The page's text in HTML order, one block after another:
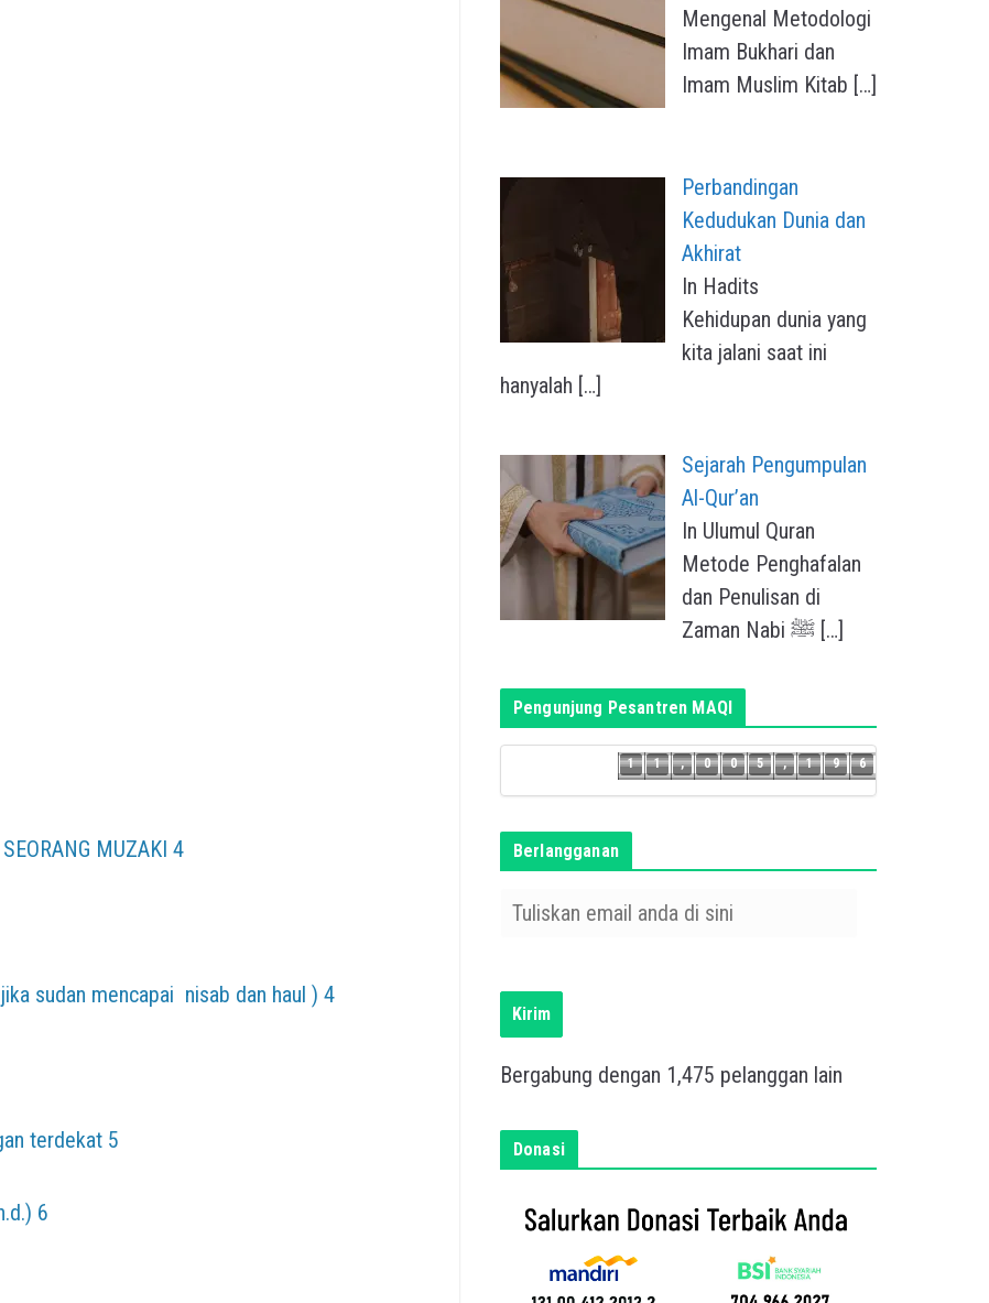
MUZAKI 4
sudan mencapai nisab dan haul ) 4
terdekat 5
6
Mengenal Metodologi
Imam Bukhari dan
Imam Muslim Kitab […]
Perbandingan
Kedudukan Dunia dan
Akhirat
In Hadits
Kehidupan dunia yang
kita jalani saat ini
hanyalah […]
Sejarah Pengumpulan
Al-Qur’an
In Ulumul Quran
Metode Penghafalan
dan Penulisan di
[…]
Pengunjung Pesantren MAQI
1
1
,
0
0
5
,
1
9 6
Berlangganan
k
a
a
Kirim
Bergabung dengan 1,475 pelanggan lain
Donasi